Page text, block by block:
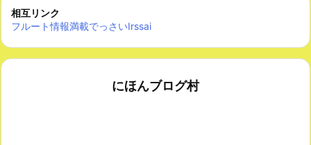
相互リンク
フルート情報満載でっさいIrssai
にほんブログ村